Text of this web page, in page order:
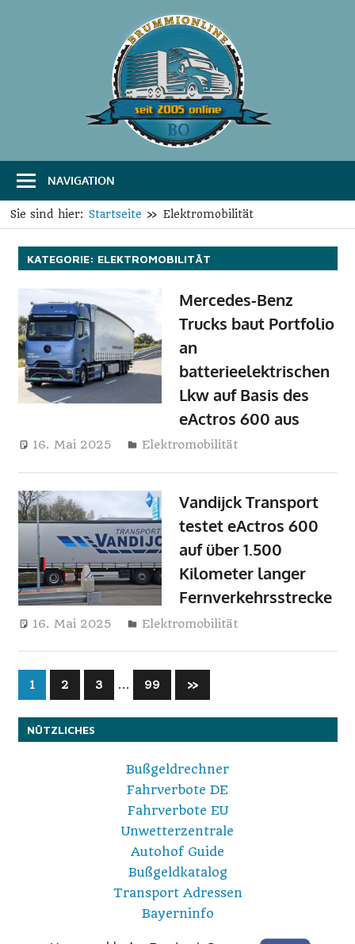
B
r
u
m
m
i
O
n
l
i
n
e
Das
Portal
für
Transport
und
NAVIGATION
Sie sind hier: Startseite Elektromobilität
KATEGORIE: ELEKTROMOBILITÄT
Mercedes-Benz
Trucks baut Portfolio
an
batterieelektrischen
Lkw auf Basis des
eActros 600 aus
16. Mai 2025 Harry
Elektromobilität
Vandijck Transport
testet eActros 600
auf über 1.500
Kilometer langer
Fernverkehrsstrecke
16. Mai 2025 Harry
Elektromobilität
Seitennummerierung
der
Beiträge
1 2 3 … 99
Nächste
Beiträge
»
NÜTZLICHES
Bußgeldrechner
Fahrverbote DE
Fahrverbote EU
Unwetterzentrale
Autohof Guide
Bußgeldkatalog
Transport Adressen
Bayerninfo